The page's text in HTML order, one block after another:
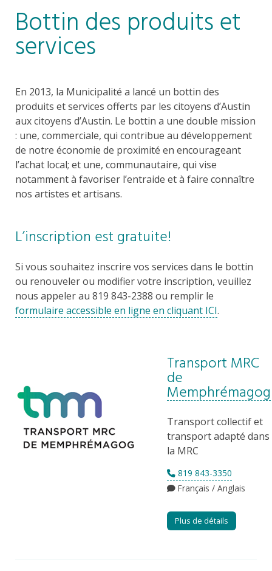
Bottin des produits et
services
En 2013, la Municipalité a lancé un bottin des
produits et services offerts par les citoyens d’Austin
aux citoyens d’Austin. Le bottin a une double mission
: une, commerciale, qui contribue au développement
de notre économie de proximité en encourageant
l’achat local; et une, communautaire, qui vise
notamment à favoriser l’entraide et à faire connaître
nos artistes et artisans.
L’inscription est gratuite!
Si vous souhaitez inscrire vos services dans le bottin
ou renouveler ou modifier votre inscription, veuillez
nous appeler au 819 843-2388 ou remplir le
formulaire accessible en ligne en cliquant ICI.
Transport MRC
de
Memphrémagog
Transport collectif et
transport adapté dans
la MRC
819 843-3350
Français / Anglais
Plus de détails